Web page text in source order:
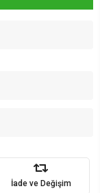
İade ve Değişim